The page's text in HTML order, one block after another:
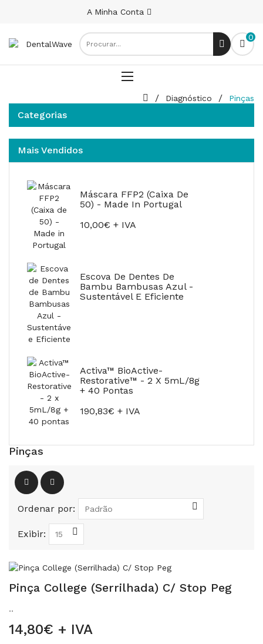
A Minha Conta
0
Diagnóstico Pinças
Categorias
Mais Vendidos
Máscara FFP2 (Caixa De
50) - Made In Portugal
10,00€ + IVA
Escova De Dentes De
Bambu Bambusas Azul -
Sustentável E Eficiente
Activa™ BioActive-
Restorative™ - 2 X 5mL/8g
+ 40 Pontas
190,83€ + IVA
Pinças
Ordenar por:
Exibir:
Pinça College (Serrilhada) C/ Stop Peg
..
14,80€ + IVA